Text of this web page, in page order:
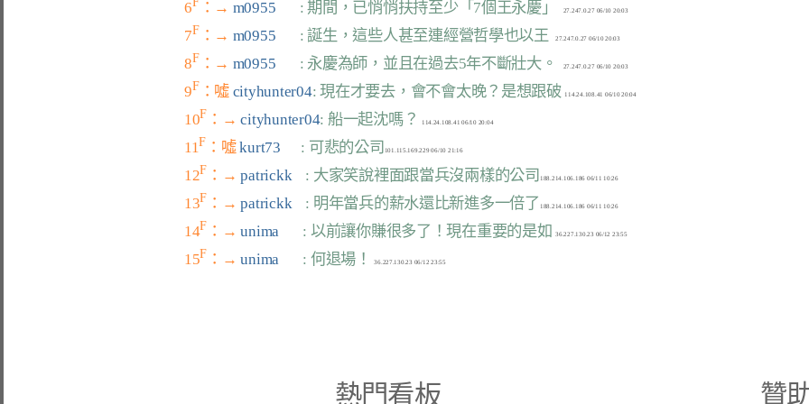
6 ：→ m0955 : 期間，已悄悄扶持至少「7個王永慶」
    27.247.0.27 06/10 20:03
7F ：→ m0955 : 誕生，這些人甚至連經營哲學也以王
    27.247.0.27 06/10 20:03
8F ：→ m0955 : 永慶為師，並且在過去5年不斷壯大。
    27.247.0.27 06/10 20:03
9F ：噓 cityhunter04: 現在才要去，會不會太晚？是想跟破
  114.24.108.41 06/10 20:04
10F ：→ cityhunter04: 船一起沈嗎？
  114.24.108.41 06/10 20:04
11F ：噓 kurt73 : 可悲的公司 101.115.169.229 06/10 21:16
12F ：→ patrickk : 大家笑說裡面跟當兵沒兩樣的公司 188.214.106.186 06/11 10:26
13F ：→ patrickk : 明年當兵的薪水還比新進多一倍了 188.214.106.186 06/11 10:26
14F ：→ unima : 以前讓你賺很多了！現在重要的是如
  36.227.130.23 06/12 23:55
15F ：→ unima : 何退場！
  36.227.130.23 06/12 23:55
熱門看板 贊